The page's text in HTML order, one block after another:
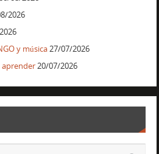
2026
y música27/07/2026
aprender20/07/2026